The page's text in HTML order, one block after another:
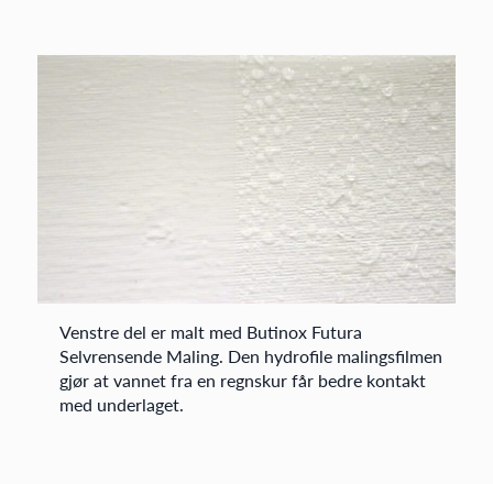
Venstre del er malt med Butinox Futura
Selvrensende Maling. Den hydrofile malingsfilmen
gjør at vannet fra en regnskur får bedre kontakt
med underlaget.